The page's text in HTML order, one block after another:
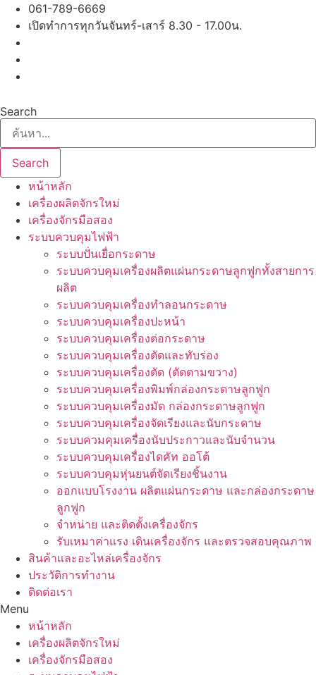
Skip
content
061-789-6669
เปิดทำการทุกวันจันทร์-เสาร์ 8.30 - 17.00น.
Search
Search
หน้าหลัก
เครื่องผลิตจักรใหม่
เครื่องจักรมือสอง
ระบบควบคุมไฟฟ้า
ระบบปั่นเยื่อกระดาษ
ระบบควบคุมเครื่องผลิตแผ่นกระดาษลูกฟูกทั้งสายการ
ผลิต
ระบบควบคุมเครื่องทำลอนกระดาษ
ระบบควบคุมเครื่องปะหน้า
ระบบควบคุมเครื่องต่อกระดาษ
ระบบควบคุมเครื่องตัดและทับร่อง
ระบบควบคุมเครื่องตัด (ตัดตามขวาง)
ระบบควบคุมเครื่องพิมพ์กล่องกระดาษลูกฟูก
ระบบควบคุมเครื่องมัด กล่องกระดาษลูกฟูก
ระบบควบคุมเครื่องจัดเรียงและนับกระดาษ
ระบบควมคุมเครื่องนับประกาวและนับจำนวน
ระบบควบคุมเครื่องไดคัท ออโต้
ระบบควบคุมหุ่นยนต์จัดเรียงชิ้นงาน
ออกแบบโรงงาน ผลิตแผ่นกระดาษ และกล่องกระดาษ
ลูกฟูก
จำหน่าย และติดตั้งเครื่องจักร
รับเหมาค่าแรง เดินเครื่องจักร และตรวจสอบคุณภาพ
สินค้าและอะไหล่เครื่องจักร
ประวัติการทำงาน
ติดต่อเรา
Menu
หน้าหลัก
เครื่องผลิตจักรใหม่
เครื่องจักรมือสอง